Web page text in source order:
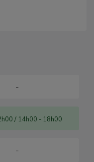
-
/ 14h00 - 18h00
-